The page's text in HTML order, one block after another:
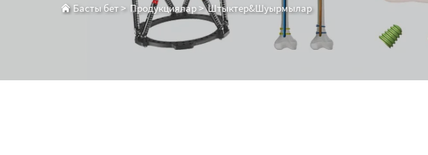
Басты бет> Продукциялар>Штыктер&Шуырмылар